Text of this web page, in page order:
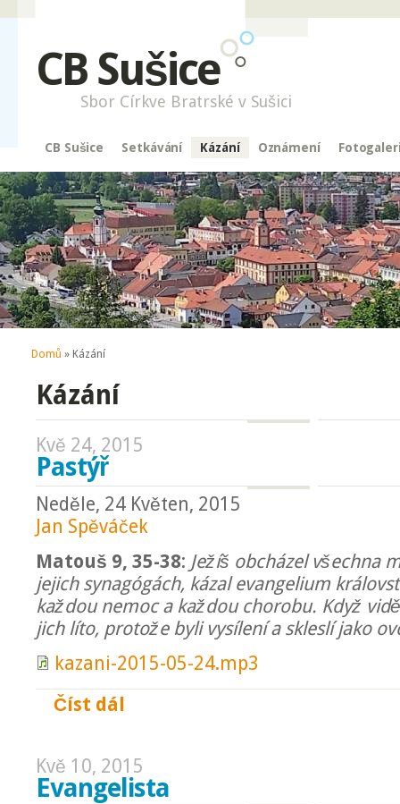
CB Sušice
Sbor Církve Bratrské v Sušici
CB Sušice Setkávání Kázání Oznámení
Jste zde
Domů » Kázání
Kázání
Kvě 24, 2015
Pastýř
Neděle, 24 Květen, 2015
Jan Spěváček
Matouš 9, 35-38: Ježíš obcházel všechna
jejich synagógách, kázal evangelium
každou nemoc a každou chorobu. Když
jich líto, protože byli vysílení a skleslí jako
kazani-2015-05-24.mp3
Číst dál
Kvě 10, 2015
Evangelista